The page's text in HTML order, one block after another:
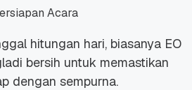
Acara
hitungan hari, biasanya EO
bersih untuk memastikan
dengan sempurna.